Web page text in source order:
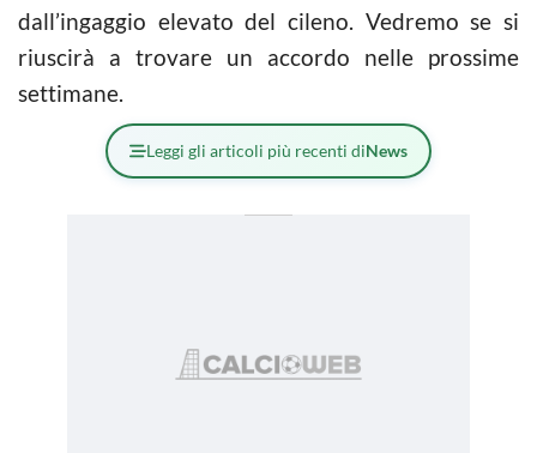
dall’ingaggio elevato del cileno. Vedremo se si
riuscirà a trovare un accordo nelle prossime
settimane.
Leggi gli articoli più recenti diNews